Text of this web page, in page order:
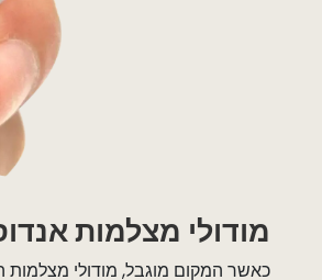
מודולי מצלמות
כאשר המקום מוגבל, מודולי מצלמות